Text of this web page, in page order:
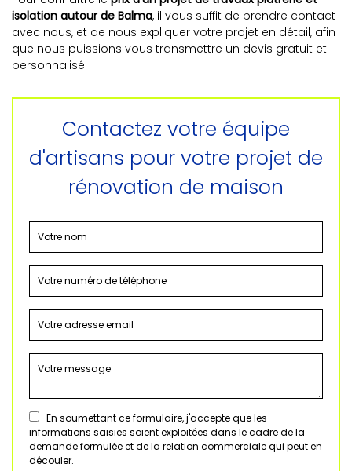
isolation autour de Balma, il vous suffit de prendre contact
avec nous, et de nous expliquer votre projet en détail, afin
que nous puissions vous transmettre un devis gratuit et
personnalisé.
Contactez votre équipe
d'artisans pour votre projet de
rénovation de maison
En soumettant ce formulaire, j'accepte que les
informations saisies soient exploitées dans le cadre de la
demande formulée et de la relation commerciale qui peut en
découler.